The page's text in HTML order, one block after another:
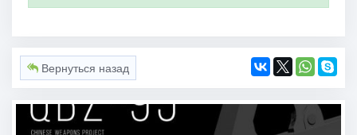
Вернуться назад